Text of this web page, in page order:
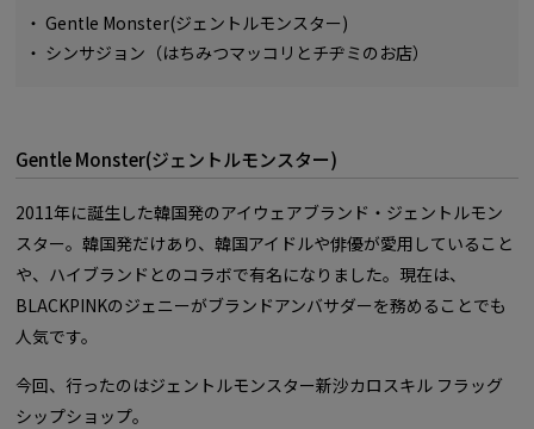
・ Gentle Monster(ジェントルモンスター)
・ シンサジョン（はちみつマッコリとチヂミのお店）
Gentle Monster(ジェントルモンスター)
2011年に誕生した韓国発のアイウェアブランド・ジェントルモン
スター。韓国発だけあり、韓国アイドルや俳優が愛用していること
や、ハイブランドとのコラボで有名になりました。現在は、
BLACKPINKのジェニーがブランドアンバサダーを務めることでも
人気です。
今回、行ったのはジェントルモンスター新沙カロスキル フラッグ
シップショップ。